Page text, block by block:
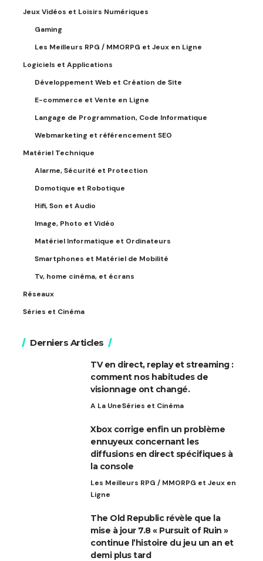
Jeux Vidéos et Loisirs Numériques
Gaming
Les Meilleurs RPG / MMORPG et Jeux en Ligne
Logiciels et Applications
Développement Web et Création de Site
E-commerce et Vente en Ligne
Langage de Programmation, Code Informatique
Webmarketing et référencement SEO
Matériel Technique
Alarme, Sécurité et Protection
Domotique et Robotique
Hifi, Son et Audio
Image, Photo et Vidéo
Matériel Informatique et Ordinateurs
Smartphones et Matériel de Mobilité
Tv, home cinéma, et écrans
Réseaux
Séries et Cinéma
Derniers Articles
TV en direct, replay et streaming :
comment nos habitudes de
visionnage ont changé.
A La UneSéries et Cinéma
Xbox corrige enfin un problème
ennuyeux concernant les
diffusions en direct spécifiques à
la console
Les Meilleurs RPG / MMORPG et Jeux en
Ligne
The Old Republic révèle que la
mise à jour 7.8 « Pursuit of Ruin »
continue l’histoire du jeu un an et
demi plus tard